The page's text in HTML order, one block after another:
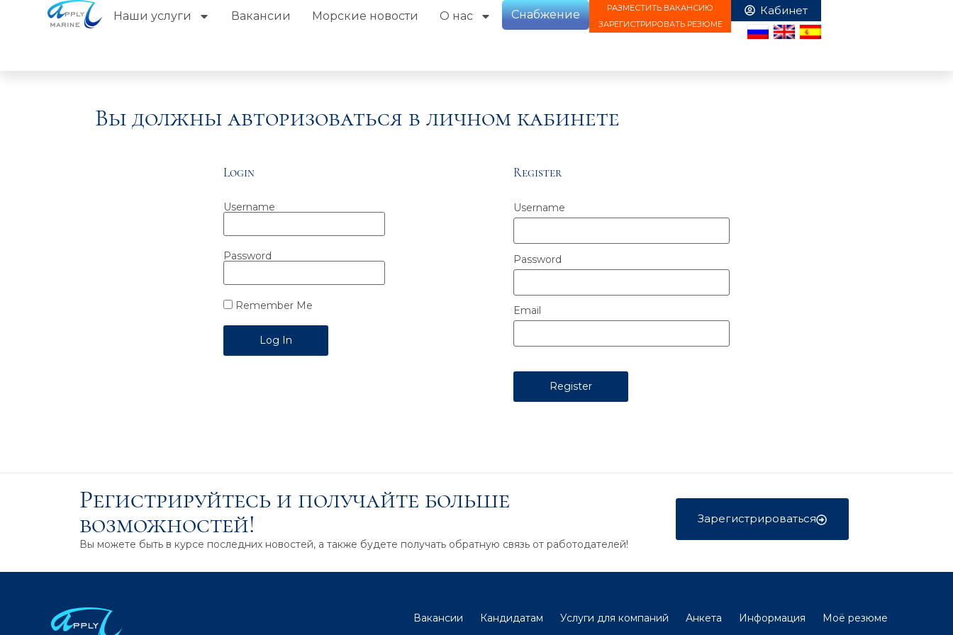
Наши услуги Вакансии Морские новости О нас Снабжение
РАЗМЕСТИТЬ ВАКАНСИЮ
ЗАРЕГИСТРИРОВАТЬ РЕЗЮМЕ
Вы должны авторизоваться в личном кабинете
Login
Username
Password
Remember Me
Register
Username
Password
Email
Регистрируйтесь и получайте больше
возможностей!
Вы можете быть в курсе последних новостей, а также будете получать обратную связь от работодателей!
Зарегистрироваться
Вакансии Кандидатам Услуги для компаний Анкета Информация
Моё резюме